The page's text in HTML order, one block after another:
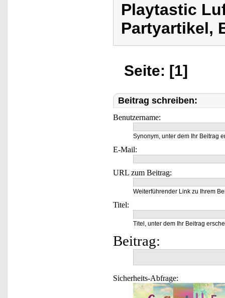
Playtastic
Partyartikel,
Seite: [1]
Beitrag schreiben:
Benutzername:
Synonym, unter dem Ihr Beitrag
E-Mail:
URL zum Beitrag:
Weiterführender Link zu Ihrem
Titel:
Titel, unter dem Ihr Beitrag
Beitrag:
Sicherheits-Abfrage: